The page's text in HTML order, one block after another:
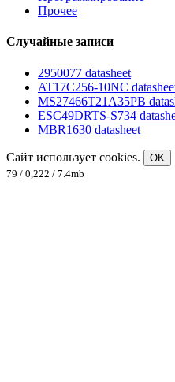
Прочее
Случайные записи
2950077 datasheet
AT17C256-10NC
MS27466T21A35PB
ESC49DRTS-S734
MBR1630 datasheet
Сайт использует cookies.
OK
79 / 0,222 / 7.4mb